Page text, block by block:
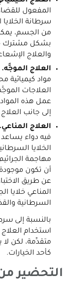
المفعول
سرطانة الخلايا
من الجسم،
بشكل مشترك
والعلاج
العلاج الموجَّه.
مواد كيميائية
العلاجات
عمل هذه المواد
إلى جانب العلاج
العلاج المناعي.
فيه دواء
الخلايا
مهاجمة
أن تكون
عن طريق
المناعي خلايا
السرطانية
بالنسبة إلى
استخدام
متقدِّمة، لكن لا
كأحد الخيارات.
التحضير